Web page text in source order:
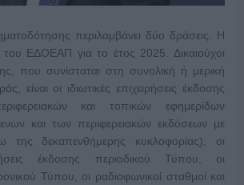
περιλαμβάνει δύο δράσεις. Η
ΕΔΟΕΑΠ για το έτος 2025. Δικαιούχοι
που συνίσταται στη συνολική ή μερική
είναι οι ιδιωτικές επιχειρήσεις έκδοσης
και τοπικών εφημερίδων
και των περιφερειακών εκδόσεων με
της δεκαπενθήμερης κυκλοφορίας), οι
έκδοσης περιοδικού Τύπου, οι
Τύπου, οι ραδιοφωνικοί σταθμοί και